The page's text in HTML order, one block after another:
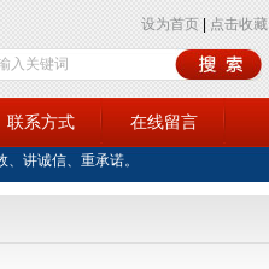
设为首页 点击收藏
讲诚信、重承诺。
联系方式 在线留言